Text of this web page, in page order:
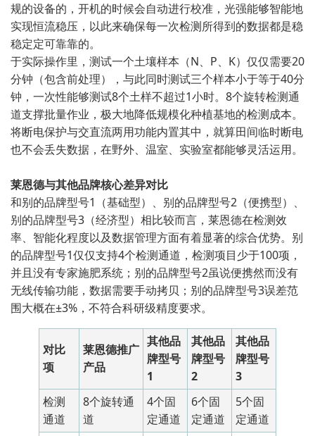
规的设备的，开机的时候会自动进行校准，光强能够智能地
实现恒流稳压，以此来确保每一次检测所得到的数据都是稳
稳定定可靠靠的。
于实际操作里，测试一个土壤样本（N、P、K）仅仅需要20
分钟（包含前处理），与此同时测试三个样本小于等于40分
钟，一次性能够测试8个土样不超过1小时。8个旋转检测通
道支撑批量作业，极大地降低规模化种植基地的检测成本。
将断电保护与交直流两用功能内置其中，就算田间临时断电
也不会丢失数据，在野外、温室、实验室都能够灵活运用。
莱恩德与其他品牌核心差异对比
和别的品牌型号1（基础型）、别的品牌型号2（便携型）、
别的品牌型号3（经济型）相比较而言，莱恩德在检测效
率、智能化程度以及数据管理方面有着显著的综合优势。别
的品牌型号1仅仅支持4个检测通道，检测项目少于100项，
并且没有专家施肥系统；别的品牌型号2虽说便携然而没有
无线传输功能，数据需要手动拷贝；别的品牌型号3误差范
围大概在±3%，不符合科研级精度要求。
对比
项
莱恩德推广
产品
其他品
牌型号
1
其他品
牌型号
2
其他品
牌型号
3
检测
通道
8个旋转通
道
4个固
定通道
6个固
定通道
5个固
定通道